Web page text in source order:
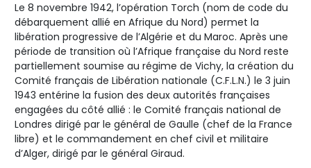
Le 8 novembre 1942, l’opération Torch (nom de code du
débarquement allié en Afrique du Nord) permet la
libération progressive de l’Algérie et du Maroc. Après une
période de transition où l’Afrique française du Nord reste
partiellement soumise au régime de Vichy, la création du
Comité français de Libération nationale (C.F.L.N.) le 3 juin
1943 entérine la fusion des deux autorités françaises
engagées du côté allié : le Comité français national de
Londres dirigé par le général de Gaulle (chef de la France
libre) et le commandement en chef civil et militaire
d’Alger, dirigé par le général Giraud.